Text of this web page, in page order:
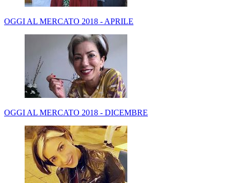
OGGI AL MERCATO 2018 - APRILE
OGGI AL MERCATO 2018 - DICEMBRE